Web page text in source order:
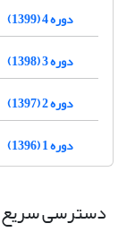
دوره 4 (1399)
دوره 3 (1398)
دوره 2 (1397)
دوره 1 (1396)
دسترسی سریع